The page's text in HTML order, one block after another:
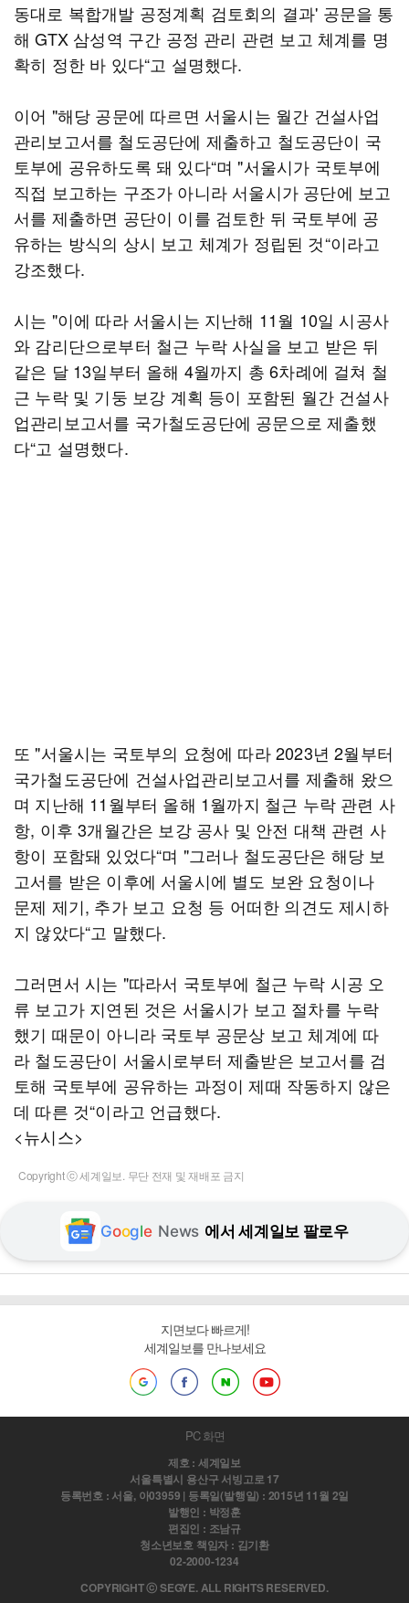
동대로 복합개발 공정계획 검토회의 결과' 공문을 통
해 GTX 삼성역 구간 공정 관리 관련 보고 체계를 명
확히 정한 바 있다“고 설명했다.
이어 "해당 공문에 따르면 서울시는 월간 건설사업
관리보고서를 철도공단에 제출하고 철도공단이 국
토부에 공유하도록 돼 있다“며 "서울시가 국토부에
직접 보고하는 구조가 아니라 서울시가 공단에 보고
서를 제출하면 공단이 이를 검토한 뒤 국토부에 공
유하는 방식의 상시 보고 체계가 정립된 것“이라고
강조했다.
시는 "이에 따라 서울시는 지난해 11월 10일 시공사
와 감리단으로부터 철근 누락 사실을 보고 받은 뒤
같은 달 13일부터 올해 4월까지 총 6차례에 걸쳐 철
근 누락 및 기둥 보강 계획 등이 포함된 월간 건설사
업관리보고서를 국가철도공단에 공문으로 제출했
다“고 설명했다.
또 "서울시는 국토부의 요청에 따라 2023년 2월부터
국가철도공단에 건설사업관리보고서를 제출해 왔으
며 지난해 11월부터 올해 1월까지 철근 누락 관련 사
항, 이후 3개월간은 보강 공사 및 안전 대책 관련 사
항이 포함돼 있었다“며 "그러나 철도공단은 해당 보
고서를 받은 이후에 서울시에 별도 보완 요청이나
문제 제기, 추가 보고 요청 등 어떠한 의견도 제시하
지 않았다“고 말했다.
그러면서 시는 "따라서 국토부에 철근 누락 시공 오
류 보고가 지연된 것은 서울시가 보고 절차를 누락
했기 때문이 아니라 국토부 공문상 보고 체계에 따
라 철도공단이 서울시로부터 제출받은 보고서를 검
토해 국토부에 공유하는 과정이 제때 작동하지 않은
데 따른 것“이라고 언급했다.
<뉴시스>
Copyright ⓒ 세계일보. 무단 전재 및 재배포 금지
Google News 에서 세계일보 팔로우
지면보다 빠르게!
세계일보를 만나보세요
PC 화면
제호 : 세계일보
서울특별시 용산구 서빙고로 17
등록번호 : 서울, 아03959 | 등록일(발행일) : 2015년 11월 2일
발행인 : 박정훈
편집인 : 조남규
청소년보호 책임자 : 김기환
02-2000-1234
COPYRIGHT ⓒ SEGYE. ALL RIGHTS RESERVED.